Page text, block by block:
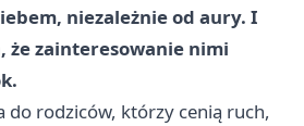
niezależnie od aury. I
że zainteresowanie nimi
do rodziców, którzy cenią ruch,